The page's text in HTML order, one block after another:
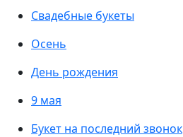
Свадебные букеты
Осень
День рождения
9 мая
Букет на последний звонок